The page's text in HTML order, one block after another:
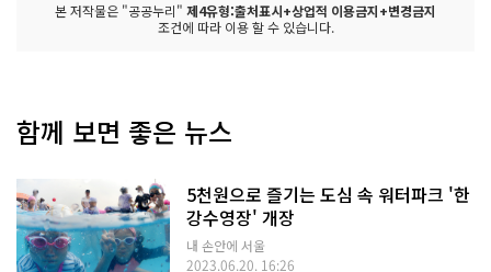
본 저작물은 "공공누리" 제4유형:출처표시+상업적 이용금지+변경금지
조건에 따라 이용 할 수 있습니다.
함께 보면 좋은 뉴스
5천원으로 즐기는 도심 속 워터파크 '한
강수영장' 개장
내 손안에 서울
2023.06.20. 16:26